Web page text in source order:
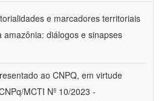
e marcadores territoriais
diálogos e sinapses
ao CNPQ, em virtude
MCTI Nº 10/2023 -